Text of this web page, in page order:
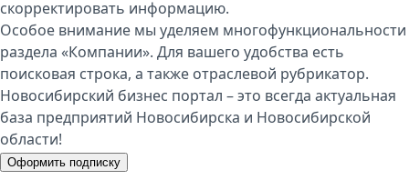
скорректировать информацию.
Особое внимание мы уделяем многофункциональности
раздела «Компании». Для вашего удобства есть
поисковая строка, а также отраслевой рубрикатор.
Новосибирский бизнес портал – это всегда актуальная
база предприятий Новосибирска и Новосибирской
области!
Оформить подписку